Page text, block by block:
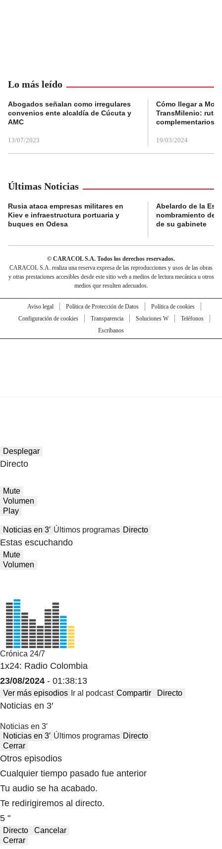
Lo más leído
Abogados señalan como irregulares
convenios ente alcaldía de Cúcuta y
AMC
13/07/2023
Cómo llegar a
TransMilenio:
complementarios
19/03/2024
Últimas Noticias
Rusia ataca empresas militares en
Kiev e infraestructura portuaria y
buques en Odesa
Abelardo de la
nombramiento de
de su gabinete
© CARACOL S.A. Todos los derechos reservados.
CARACOL S.A. realiza una reserva expresa de las reproducciones y usos de las obras
y otras prestaciones accesibles desde este sitio web a medios de lectura mecánica u otros
medios que resulten adecuados.
Aviso legal Política de Protección de Datos
Política de cookies
Configuración de cookies
Transparencia Soluciones W
Teléfonos
Escríbanos
Desplegar
Directo
Mute
Volumen
Play
Noticias en 3′ Últimos programas Directo
Estas escuchando
Mute
Volumen
Crónica 24/7
1x24: Radio Colombia
23/08/2024 - 01:38:13
Ver más episodios Ir al podcast Compartir Directo
Noticias en 3′
Noticias en 3′
Noticias en 3′ Últimos programas Directo
Cerrar
Otros episodios
Cualquier tiempo pasado fue anterior
Tu audio se ha acabado.
Te redirigiremos al directo.
5 "
Directo
Cancelar
Cerrar